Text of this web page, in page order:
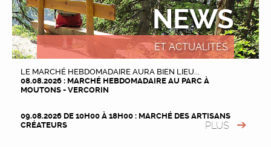
NEWS
ET ACTUALITÉS
LE MARCHÉ HEBDOMADAIRE AURA BIEN LIEU...
08.08.2026 : MARCHÉ HEBDOMADAIRE AU PARC À
MOUTONS - VERCORIN
09.08.2026 DE 10H00 À 18H00 : MARCHÉ DES ARTISANS
CRÉATEURS
PLUS